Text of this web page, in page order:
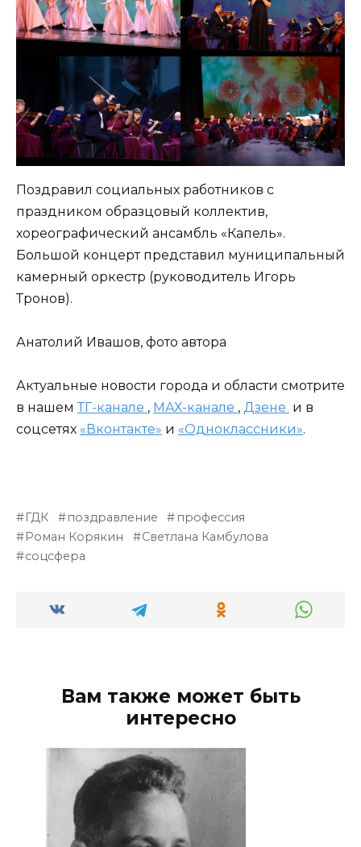
Поздравил социальных работников с
праздником образцовый коллектив,
хореографический ансамбль «Капель».
Большой концерт представил муниципальный
камерный оркестр (руководитель Игорь
Тронов).
Анатолий Ивашов, фото автора
Актуальные новости города и области смотрите
в нашем ТГ-канале , МАХ-канале , Дзене и в
соцсетях «Вконтакте» и «Одноклассники».
ГДК поздравление
профессия
Роман Корякин
Светлана Камбулова
соцсфера
Вам также может быть
интересно